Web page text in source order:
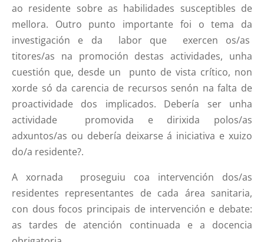
ao residente sobre as habilidades susceptibles de
mellora. Outro punto importante foi o tema da
investigación e da labor que exercen os/as
titores/as na promoción destas actividades, unha
cuestión que, desde un punto de vista crítico, non
xorde só da carencia de recursos senón na falta de
proactividade dos implicados. Debería ser unha
actividade promovida e dirixida polos/as
adxuntos/as ou debería deixarse á iniciativa e xuizo
do/a residente?.
A xornada proseguiu coa intervención dos/as
residentes representantes de cada área sanitaria,
con dous focos principais de intervención e debate:
as tardes de atención continuada e a docencia